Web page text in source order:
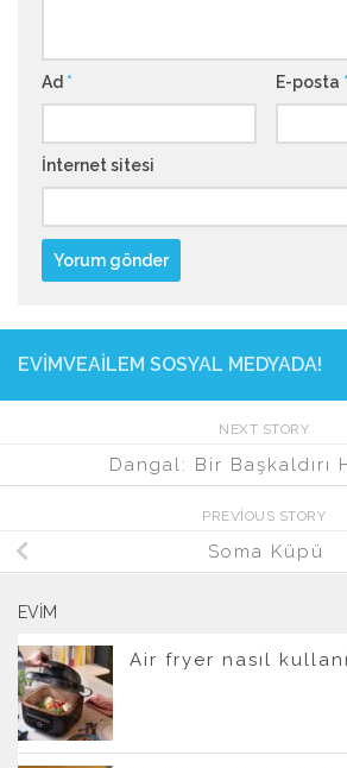
Ad * E-posta *
İnternet sitesi
EVIMVEAILEM SOSYAL MEDYADA!
NEXT STORY
Dangal: Bir Başkaldırı
PREVIOUS STORY
Soma Küpü
EVIM
Air fryer nasıl